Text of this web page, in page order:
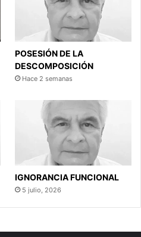
POSESIÓN DE LA
DESCOMPOSICIÓN
Hace 2 semanas
IGNORANCIA FUNCIONAL
5 julio, 2026